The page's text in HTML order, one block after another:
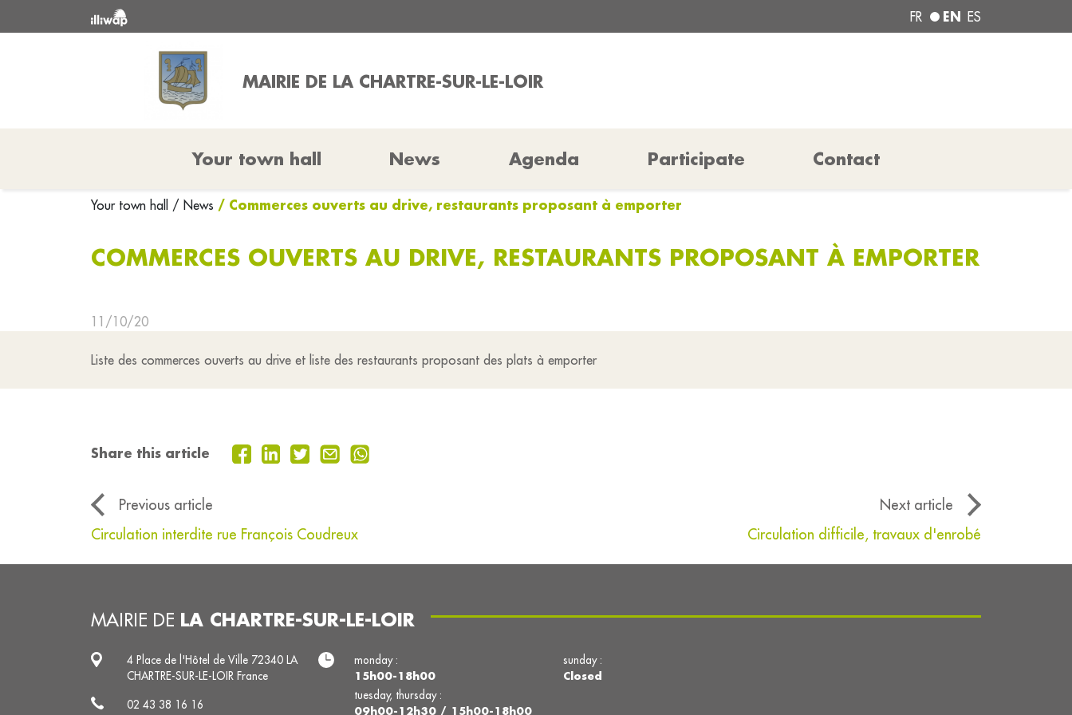
FR EN ES
MAIRIE DE LA CHARTRE-SUR-LE-LOIR
Your town hall News Agenda Participate Contact
Your town hall / News / Commerces ouverts au drive, restaurants proposant à emporter
COMMERCES OUVERTS AU DRIVE, RESTAURANTS PROPOSANT À EMPORTER
11/10/20
Liste des commerces ouverts au drive et liste des restaurants proposant des plats à emporter
Share this article
Previous article
Next article
Circulation interdite rue François Coudreux
Circulation difficile, travaux d'enrobé
MAIRIE DE LA CHARTRE-SUR-LE-LOIR
4 Place de l'Hôtel de Ville 72340 LA
CHARTRE-SUR-LE-LOIR France
02 43 38 16 16
monday :
15h00-18h00
tuesday, thursday :
09h00-12h30 / 15h00-18h00
sunday :
Closed